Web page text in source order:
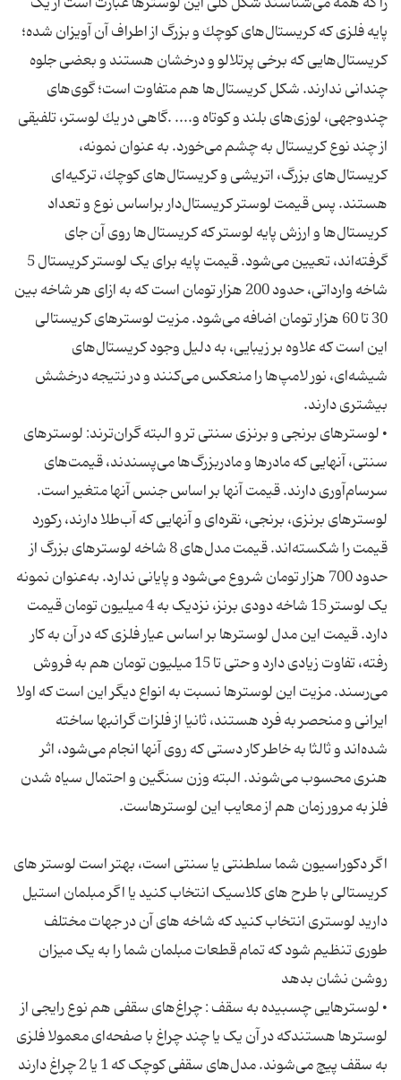
پایه فلزی که كریستال‌های كوچك و بزرگ از اطراف آن آویزان شده؛
كریستال‌هایی كه برخی پرتلالو و درخشان هستند و بعضی جلوه
چندانی ندارند. شكل كریستال‌ها هم متفاوت است؛ گوی‌های
چندوجهی، لوزی‌های بلند و كوتاه و.... .گاهی در یك لوستر، تلفیقی
از چند نوع كریستال به چشم می‌خورد. به عنوان نمونه،
كریستال‌های بزرگ، اتریشی و كریستال‌های كوچك، تركیه‌ای
هستند. پس قیمت لوستر كریستال‌دار براساس نوع و تعداد
كریستال‌ها و ارزش پایه لوستر كه كریستال‌ها روی آن جای
گرفته‌اند، تعیین می‌شود. قیمت پایه برای یک لوستر کریستال 5
شاخه وارداتی، حدود 200 هزار تومان است که به ازای هر شاخه بین
30 تا 60 هزار تومان اضافه می‌شود. مزیت لوسترهای کریستالی
این است که علاوه بر زیبایی، به دلیل وجود کریستال‌های
شیشه‌ای، نور لامپ‌ها را منعکس می‌کنند و در نتیجه درخشش
• لوسترهای برنجی و برنزی سنتی تر و البته گران‌ترند: لوسترهای
سنتی، آنهایی که مادرها و مادربزرگ‌ها می‌پسندند، قیمت‌های
سرسام‌آوری دارند. قیمت آنها بر اساس جنس آنها متغیر است.
لوسترهای برنزی، برنجی، نقره‌ای و آنهایی که آب‌طلا دارند، رکورد
قیمت را شکسته‌اند. قیمت مدل‌های 8 شاخه لوسترهای بزرگ از
حدود 700 هزار تومان شروع می‌شود و پایانی ندارد. به‌عنوان نمونه
یک لوستر 15 شاخه دودی برنز، نزدیک به 4 میلیون تومان قیمت
دارد. قیمت این مدل لوسترها بر اساس عیار فلزی که در آن به کار
رفته، تفاوت زیادی دارد و حتی تا 15 میلیون تومان هم به فروش
می‌رسند. مزیت این لوسترها نسبت به انواع دیگر این است که اولا
ایرانی و منحصر به فرد هستند، ثانیا از فلزات گرانبها ساخته
شده‌اند و ثالثا به خاطر کار دستی که روی آنها انجام می‌شود، اثر
هنری محسوب می‌شوند. البته وزن سنگین و احتمال سیاه شدن
اگر دکوراسیون شما سلطنتی یا سنتی است، بهتر است لوستر های
کریستالی با طرح های کلاسیک انتخاب کنید یا اگر مبلمان استیل
دارید لوستری انتخاب کنید که شاخه های آن در جهات مختلف
طوری تنظیم شود که تمام قطعات مبلمان شما را به یک میزان
• لوسترهایی چسبیده به سقف : چراغ‌های سقفی هم نوع رایجی از
لوسترها هستندكه در آن یک یا چند چراغ با صفحه‌ای معمولا فلزی
به سقف پیچ می‌شوند. مدل‌های سقفی کوچک که 1 یا 2 چراغ دارند